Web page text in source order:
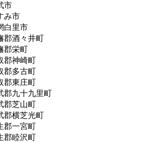
市
み市
白里市
郡酒々井町
郡栄町
郡神崎町
郡多古町
郡東庄町
郡九十九里町
郡芝山町
郡横芝光町
郡一宮町
郡睦沢町